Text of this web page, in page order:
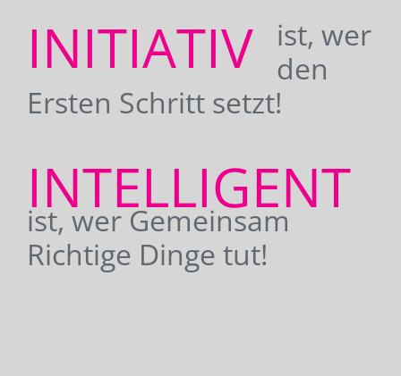
INITIATIV
ist, wer
den
Ersten Schritt setzt!
INTELLIGENT
ist, wer Gemeinsam
Richtige Dinge tut!